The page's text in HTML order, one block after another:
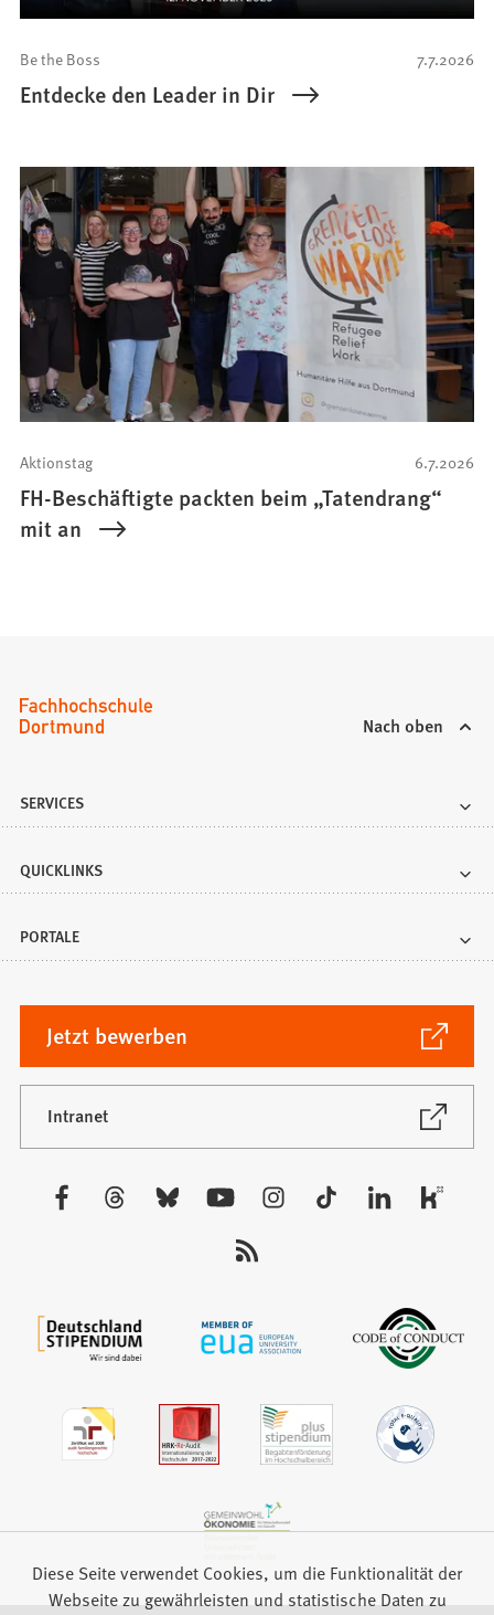
7.7.2026
Be the Boss
Entdecke den Leader in Dir
6.7.2026
Aktionstag
FH-Beschäftigte packten beim „Tatendrang“
mit an
Nach oben
SERVICES
QUICKLINKS
PORTALE
Jetzt bewerben
(Öffnet
in
einem
neuen
Tab)
Intranet
(Öffnet
neuen
Besuchen
Diese Seite verwendet Cookies, um die Funktionalität der
Webseite zu gewährleisten und statistische Daten zu